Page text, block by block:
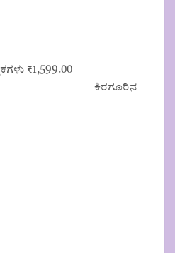
₹1,599.00
ಕಿರಗೂರಿನ